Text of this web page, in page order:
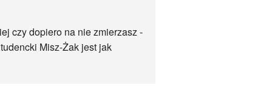
czy dopiero na nie zmierzasz -
Misz-Żak jest jak